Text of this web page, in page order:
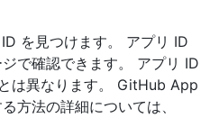
を見つけます。 アプリ ID
で確認できます。 アプリ ID
は異なります。 GitHub App
方法の詳細については、